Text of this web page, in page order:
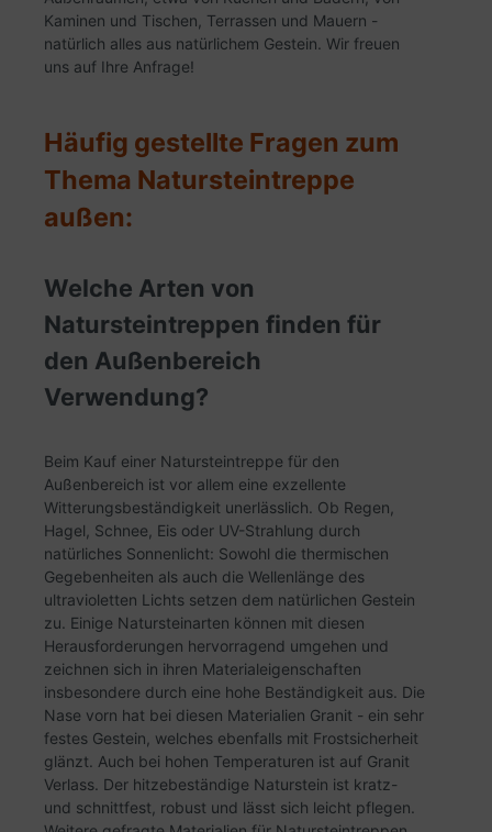
Kaminen und Tischen, Terrassen und Mauern -
natürlich alles aus natürlichem Gestein. Wir freuen
uns auf Ihre Anfrage!
Häufig gestellte Fragen zum
Thema Natursteintreppe
außen:
Welche Arten von
Natursteintreppen finden für
den Außenbereich
Verwendung?
Beim Kauf einer Natursteintreppe für den
Außenbereich ist vor allem eine exzellente
Witterungsbeständigkeit unerlässlich. Ob Regen,
Hagel, Schnee, Eis oder UV-Strahlung durch
natürliches Sonnenlicht: Sowohl die thermischen
Gegebenheiten als auch die Wellenlänge des
ultravioletten Lichts setzen dem natürlichen Gestein
zu. Einige Natursteinarten können mit diesen
Herausforderungen hervorragend umgehen und
zeichnen sich in ihren Materialeigenschaften
insbesondere durch eine hohe Beständigkeit aus. Die
Nase vorn hat bei diesen Materialien Granit - ein sehr
festes Gestein, welches ebenfalls mit Frostsicherheit
glänzt. Auch bei hohen Temperaturen ist auf Granit
Verlass. Der hitzebeständige Naturstein ist kratz-
und schnittfest, robust und lässt sich leicht pflegen.